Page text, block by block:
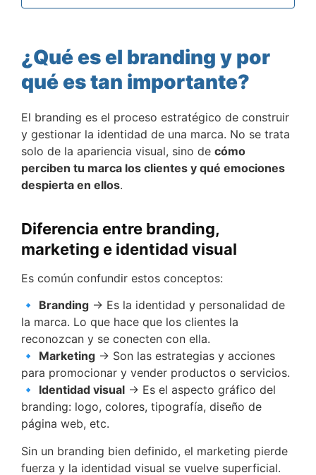
¿Qué es el branding y por
qué es tan importante?
El branding es el proceso estratégico de construir
y gestionar la identidad de una marca. No se trata
solo de la apariencia visual, sino de cómo
perciben tu marca los clientes y qué emociones
despierta en ellos.
Diferencia entre branding,
marketing e identidad visual
Es común confundir estos conceptos:
🔹 Branding → Es la identidad y personalidad de
la marca. Lo que hace que los clientes la
reconozcan y se conecten con ella.
🔹 Marketing → Son las estrategias y acciones
para promocionar y vender productos o servicios.
🔹 Identidad visual → Es el aspecto gráfico del
branding: logo, colores, tipografía, diseño de
página web, etc.
Sin un branding bien definido, el marketing pierde
fuerza y la identidad visual se vuelve superficial.